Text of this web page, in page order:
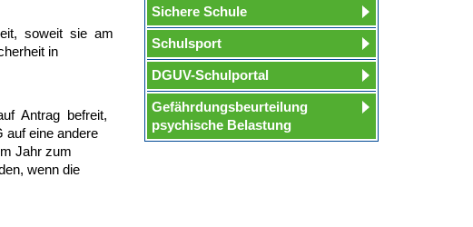
soweit sie am
in
Antrag befreit,
auf eine andere
Jahr zum
wenn die
Sichere Schule
Schulsport
DGUV-Schulportal
Gefährdungsbeurteilung
psychische Belastung